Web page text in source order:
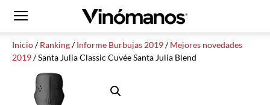
Inicio/Ranking/Informe Burbujas 2019/Mejores novedades
2019/ Santa Julia Classic Cuvée Santa Julia Blend